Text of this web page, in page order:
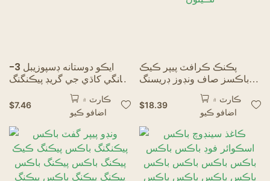
ايڪو دوستانه ڊسپوزيبل 3-
خانگي کاڌي جي گريڊ پيڪنگنگ
باڪس فاسٽ فوڊ فرينچ فرائيز
پيڪنگنگ لاء
$7.46
ڪارٽ ۾
اضافو ڪيو
پڪنڪ ڪرافٽ پيپر ڪيڪ
باڪسز صاف ونڊوز ڊريسنگ
جو ميوو پيڪنگ ايڪو پيڪنگس
جو پيڪنگس ڪيڪچينج هوم
$18.39
ڪارٽ ۾
اضافو ڪيو